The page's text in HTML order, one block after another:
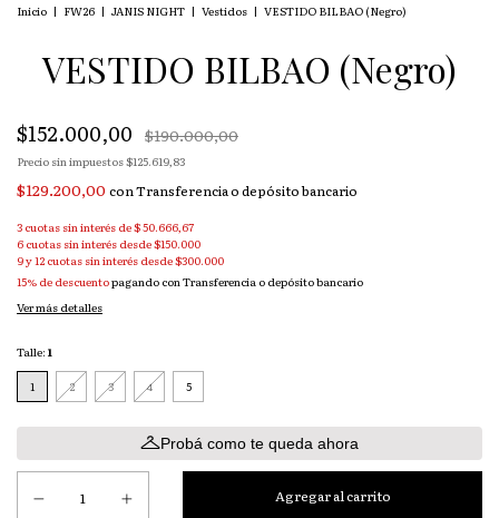
Inicio | FW26 | JANIS NIGHT | Vestidos | VESTIDO BILBAO (Negro)
VESTIDO BILBAO (Negro)
$152.000,00 $190.000,00
Precio sin impuestos$125.619,83
$129.200,00 conTransferencia o depósito bancario
3 cuotas sin interés de$ 50.666,67
15% de descuentopagando con Transferencia o depósito bancario
Ver más detalles
Talle: 1
1 2 3 4 5
Probá como te queda ahora